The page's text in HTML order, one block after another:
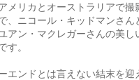
メリカとオーストラリアで撮
、ニコール・キッドマンさ
アン・マクレガーさんの美し
す。
エンドとは言えない結末を迎